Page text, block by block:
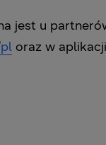
jest u
oraz w